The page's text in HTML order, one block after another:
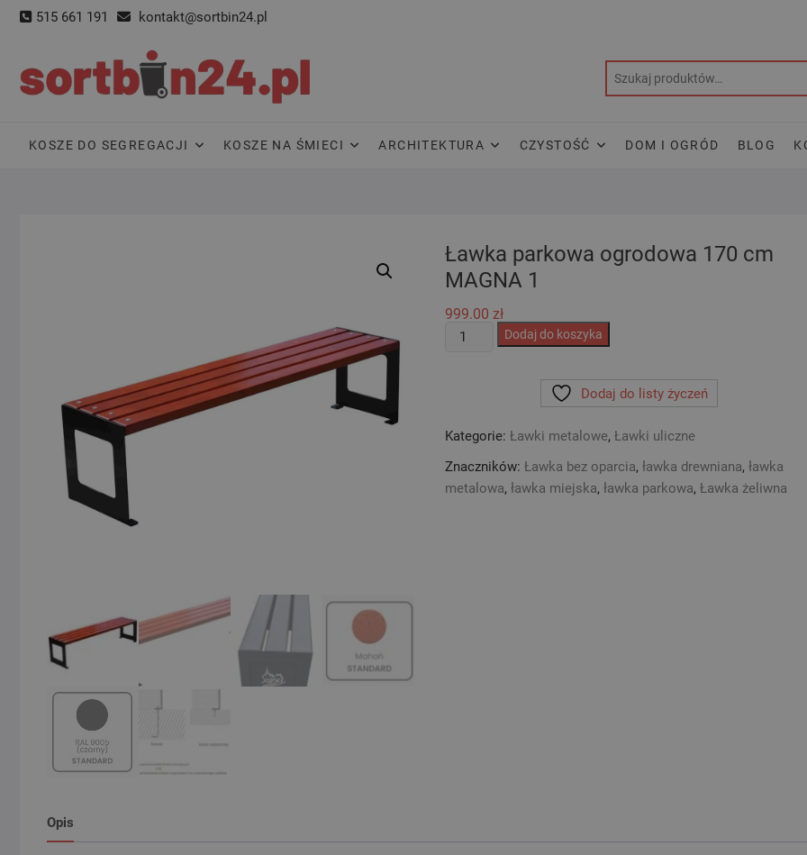
Skip
515 661 191 kontakt@sortbin24.pl
KOSZE DO SEGREGACJI KOSZE NA ŚMIECI ARCHITEKTURA CZYSTOŚĆ DOM I OGRÓD BLOG
Ławka parkowa ogrodowa 170 cm
MAGNA 1
999.00 zł
ilość
cm
MAGNA
1
Dodaj do koszyka
Dodaj do listy życzeń
Kategorie: Ławki metalowe, Ławki uliczne
Znaczników: Ławka bez oparcia, ławka drewniana, ławka
metalowa, ławka miejska, ławka parkowa, Ławka żeliwna
Opis